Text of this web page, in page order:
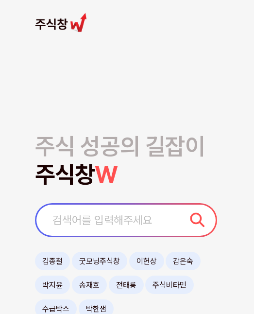
주식 성공의 길잡이
주식창W
김종철 굿모닝주식창 이헌상 감은숙
박지윤 송재호 전태룡 주식비타민
수급박스 박한샘